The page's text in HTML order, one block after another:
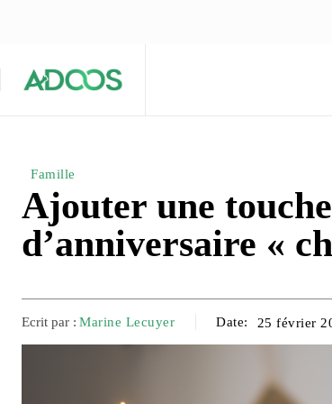
Famille
Ajouter une
d’anniversaire «
Ecrit par : Marine Lecuyer Date: 25 février